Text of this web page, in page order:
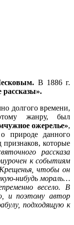
В 1886 г.
долгого времени,
жанру, был
ожерелье»,
природе данного
которые
рассказа
к событиям
чтобы он
нибудь мораль…
весело. В
и поэтому автор
подходящую к